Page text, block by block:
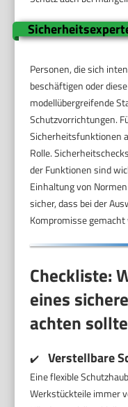
Personen, die sich
beschäftigen oder
modellübergreifende
Schutzvorrichtungen.
Sicherheitsfunktionen
Rolle.
der Funktionen sind
Einhaltung von
sicher, dass bei der
Kompromisse gemacht
Checkliste:
eines
achten
✔️ Verstellbare
Eine flexible
Werkstückteile immer